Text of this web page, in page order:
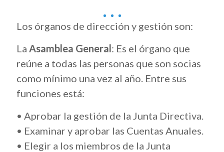
Los órganos de dirección y gestión son:
La Asamblea General: Es el órgano que
reúne a todas las personas que son socias
como mínimo una vez al año. Entre sus
funciones está:
• Aprobar la gestión de la Junta Directiva.
• Examinar y aprobar las Cuentas Anuales.
• Elegir a los miembros de la Junta